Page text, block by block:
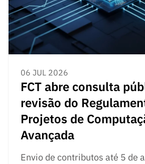
06 JUL 2026
FCT abre consulta
revisão do
Projetos de
Avançada
Envio de contributos até 5 de